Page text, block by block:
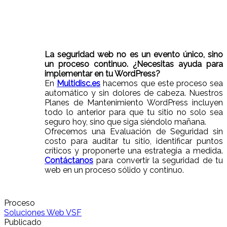
La seguridad web no es un evento único, sino
un proceso continuo. ¿Necesitas ayuda para
implementar en tu WordPress?
En Multidisc.es hacemos que este proceso sea
automático y sin dolores de cabeza. Nuestros
Planes de Mantenimiento WordPress incluyen
todo lo anterior para que tu sitio no solo sea
seguro hoy, sino que siga siéndolo mañana.
Ofrecemos una Evaluación de Seguridad sin
costo para auditar tu sitio, identificar puntos
críticos y proponerte una estrategia a medida.
Contáctanos para convertir la seguridad de tu
web en un proceso sólido y continuo.
Proceso
Soluciones Web VSF
Publicado